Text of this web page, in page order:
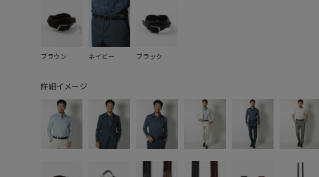
ブラウン ネイビー ブラック
詳細イメージ